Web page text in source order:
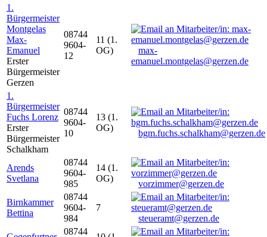
1.
Bürgermeister
Montgelas
Max-
Emanuel
Erster
Bürgermeister
Gerzen
08744
9604-
12
11 (1.
OG)
max-
emanuel.montgelas@gerzen.de
1.
Bürgermeister
Fuchs Lorenz
Erster
Bürgermeister
Schalkham
08744
9604-
10
13 (1.
OG)
bgm.fuchs.schalkham@gerzen.de
Arends
Svetlana
08744
9604-
985
14 (1.
OG)
vorzimmer@gerzen.de
Birnkammer
Bettina
08744
9604-
984
7
steueramt@gerzen.de
08744